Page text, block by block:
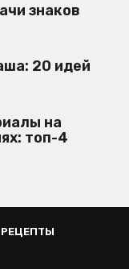
знаков
20 идей
на
топ-4
РЕЦЕПТЫ